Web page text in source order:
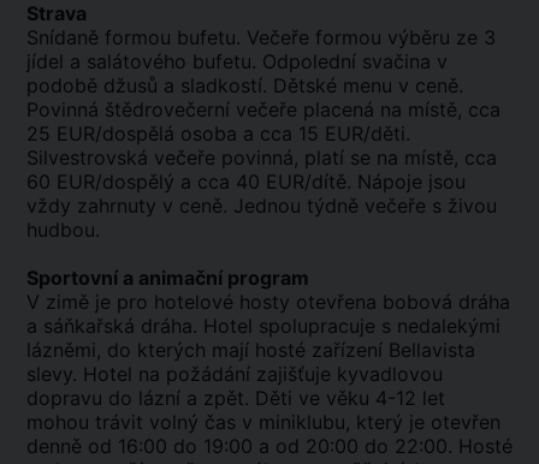
Strava
Snídaně formou bufetu. Večeře formou výběru ze 3
jídel a salátového bufetu. Odpolední svačina v
podobě džusů a sladkostí. Dětské menu v ceně.
Povinná štědrovečerní večeře placená na místě, cca
25 EUR/dospělá osoba a cca 15 EUR/děti.
Silvestrovská večeře povinná, platí se na místě, cca
60 EUR/dospělý a cca 40 EUR/dítě. Nápoje jsou
vždy zahrnuty v ceně. Jednou týdně večeře s živou
hudbou.
Sportovní a animační program
V zimě je pro hotelové hosty otevřena bobová dráha
a sáňkařská dráha. Hotel spolupracuje s nedalekými
lázněmi, do kterých mají hosté zařízení Bellavista
slevy. Hotel na požádání zajišťuje kyvadlovou
dopravu do lázní a zpět. Děti ve věku 4-12 let
mohou trávit volný čas v miniklubu, který je otevřen
denně od 16:00 do 19:00 a od 20:00 do 22:00. Hosté